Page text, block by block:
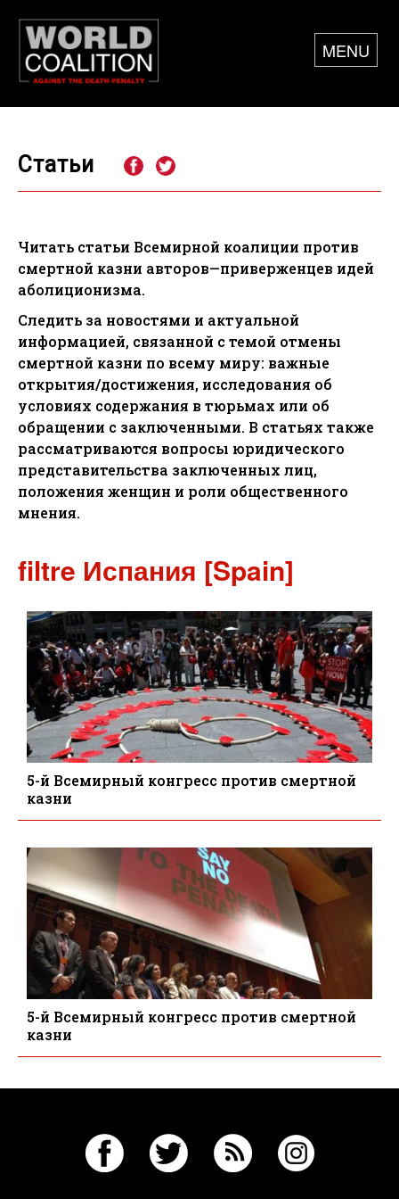
MENU
Статьи
Читать статьи Всемирной коалиции против
смертной казни авторов—приверженцев идей
аболиционизма.
Следить за новостями и актуальной
информацией, связанной с темой отмены
смертной казни по всему миру: важные
открытия/достижения, исследования об
условиях содержания в тюрьмах или об
обращении с заключенными. В статьях также
рассматриваются вопросы юридического
представительства заключенных лиц,
положения женщин и роли общественного
мнения.
filtre Испания [Spain]
5-й Всемирный конгресс против смертной
казни
5-й Всемирный конгресс против смертной
казни